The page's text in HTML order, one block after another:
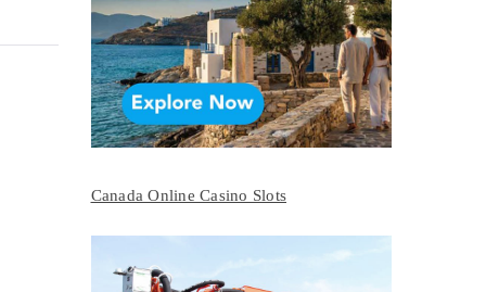
Canada Online Casino Slots